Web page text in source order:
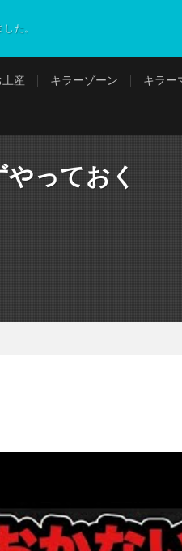
た。
土産 キラーゾーン キラー
っておく